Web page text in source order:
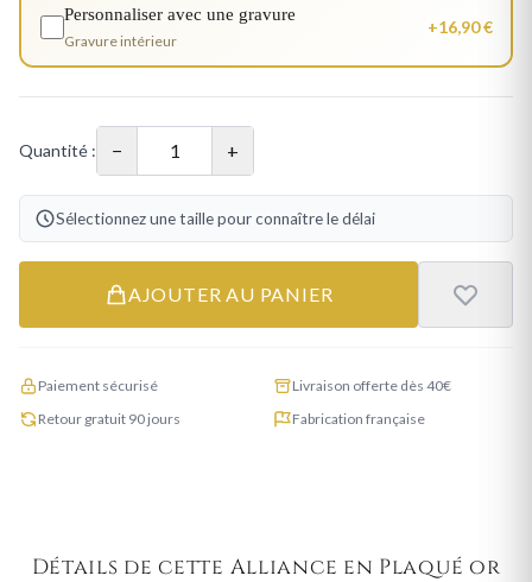
Personnaliser avec une gravure
Gravure intérieur
+16,90 €
Quantité : − +
Sélectionnez une taille pour connaître le délai
AJOUTER AU PANIER
Paiement sécurisé
Livraison offerte dès 40€
Retour gratuit 90 jours
Fabrication française
Détails de cette Alliance en Plaqué or